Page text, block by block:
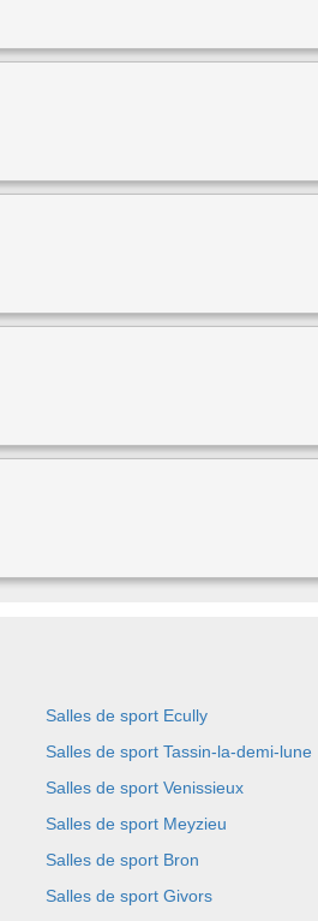
Salles de sport Ecully
Salles de sport Tassin-la-demi-lune
Salles de sport Venissieux
Salles de sport Meyzieu
Salles de sport Bron
Salles de sport Givors